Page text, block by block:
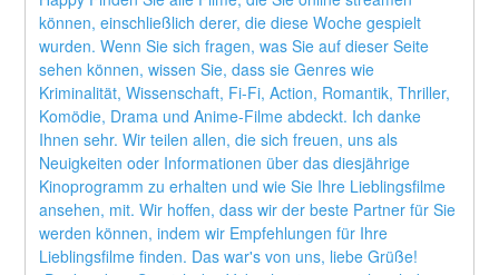
können, einschließlich derer, die diese Woche gespielt
wurden. Wenn Sie sich fragen, was Sie auf dieser Seite
sehen können, wissen Sie, dass sie Genres wie
Kriminalität, Wissenschaft, Fi-Fi, Action, Romantik, Thriller,
Komödie, Drama und Anime-Filme abdeckt. Ich danke
Ihnen sehr. Wir teilen allen, die sich freuen, uns als
Neuigkeiten oder Informationen über das diesjährige
Kinoprogramm zu erhalten und wie Sie Ihre Lieblingsfilme
ansehen, mit. Wir hoffen, dass wir der beste Partner für Sie
werden können, indem wir Empfehlungen für Ihre
Lieblingsfilme finden. Das war's von uns, liebe Grüße!